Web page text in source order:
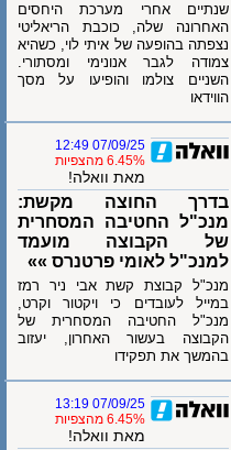
אחרי מערכת היחסים
שלה, כוכבת הריאליטי
בהופעה של איתי לוי, כשהיא
לגבר אנונימי ומסתורי.
צולמו והופיעו על מסך
07/09/25 12:49
6.45% מהצפיות
מאת וואלה!
החוצה מקשת:
החטיבה המסחרית
הקבוצה מועמד
לאומי פרטנרס »»
קבוצת קשת אבי ניר רמז
לעובדים כי ויקטור וקרט,
החטיבה המסחרית של
בעשור האחרון, יעזוב
את תפקידו
07/09/25 13:19
6.45% מהצפיות
מאת וואלה!